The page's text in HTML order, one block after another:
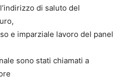
di saluto del
e imparziale lavoro del panel
sono stati chiamati a